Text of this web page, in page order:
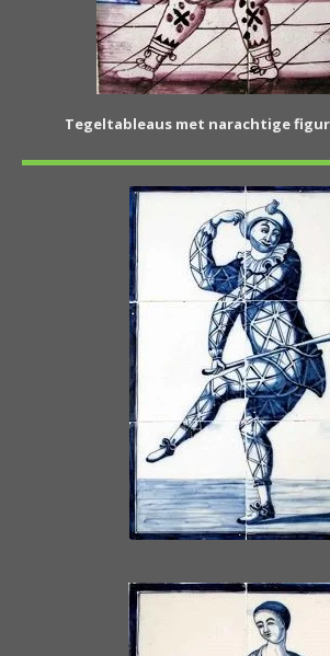
Tegeltableaus met narachtige